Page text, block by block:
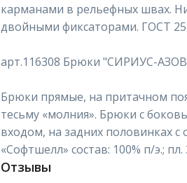
карманами в рельефных швах.
двойными фиксаторами. ГОСТ
арт.116308 Брюки "СИРИУС-
Брюки прямые, на притачном
тесьму «молния». Брюки с
входом, на задних половинках с
«Софтшелл» состав: 100% п/э.;
Отзывы